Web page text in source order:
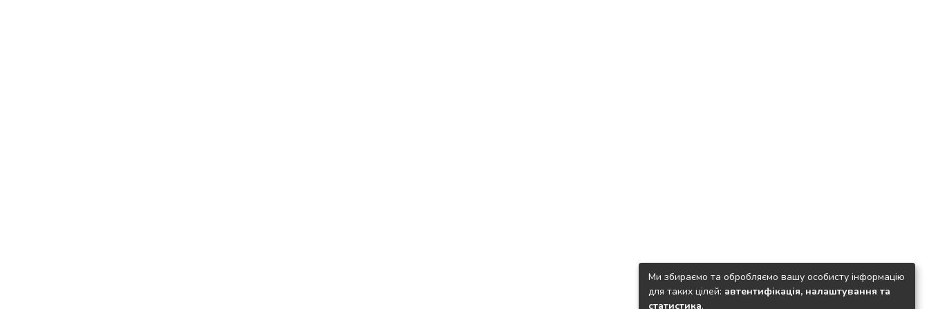
Ми збираємо та обробляємо вашу особисту інформацію
для таких цілей: автентифікація, налаштування та
статистика.